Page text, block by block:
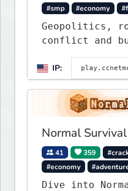
#smp
#economy
Geopolitics,
conflict and
out your own
map of Earth
warships, guns
Express your
building
will envy.
IP:
Normal
41 359
#economy
Dive into